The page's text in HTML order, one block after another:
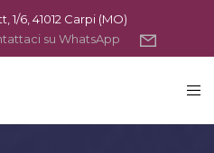
1/6, 41012 Carpi (MO)
su WhatsApp